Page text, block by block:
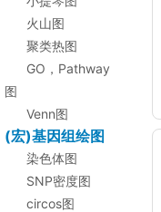
火山图
聚类热图
GO，Pathway
图
Venn图
(宏)基因组绘图
染色体图
SNP密度图
circos图